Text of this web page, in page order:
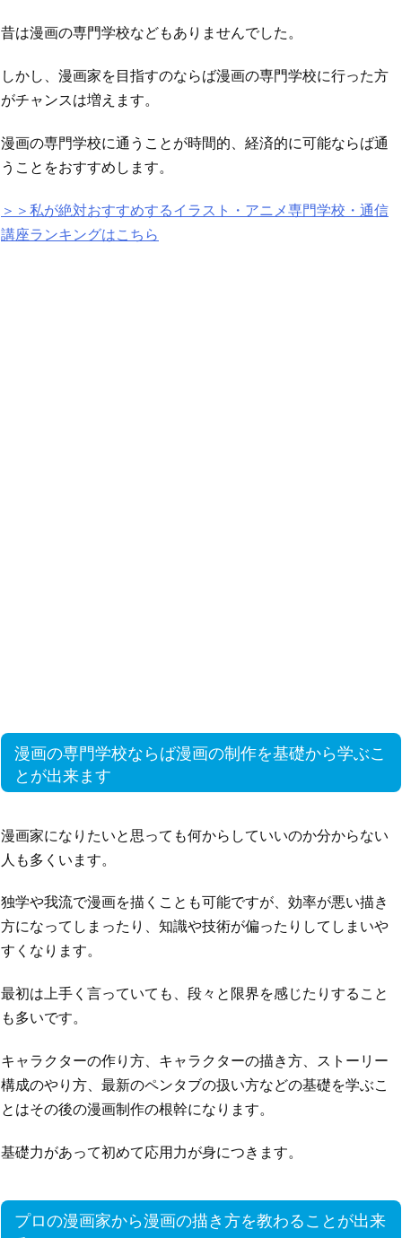
昔は漫画の専門学校などもありませんでした。
しかし、漫画家を目指すのならば漫画の専門学校に行った方
がチャンスは増えます。
漫画の専門学校に通うことが時間的、経済的に可能ならば通
うことをおすすめします。
＞＞私が絶対おすすめするイラスト・アニメ専門学校・通信
講座ランキングはこちら
漫画の専門学校ならば漫画の制作を基礎から学ぶこ
とが出来ます
漫画家になりたいと思っても何からしていいのか分からない
人も多くいます。
独学や我流で漫画を描くことも可能ですが、効率が悪い描き
方になってしまったり、知識や技術が偏ったりしてしまいや
すくなります。
最初は上手く言っていても、段々と限界を感じたりすること
も多いです。
キャラクターの作り方、キャラクターの描き方、ストーリー
構成のやり方、最新のペンタブの扱い方などの基礎を学ぶこ
とはその後の漫画制作の根幹になります。
基礎力があって初めて応用力が身につきます。
プロの漫画家から漫画の描き方を教わることが出来